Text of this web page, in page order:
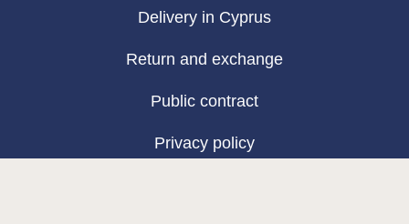
Delivery in Cyprus
Return and exchange
Public contract
Privacy policy